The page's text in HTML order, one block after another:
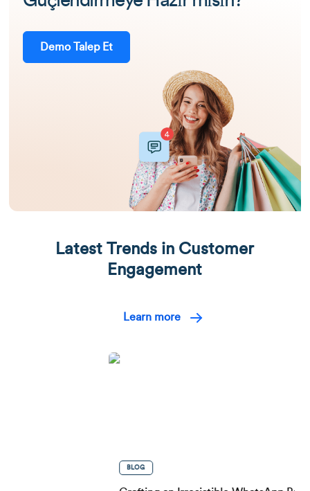
Demo Talep Et
Latest Trends in Customer
Engagement
Learn more